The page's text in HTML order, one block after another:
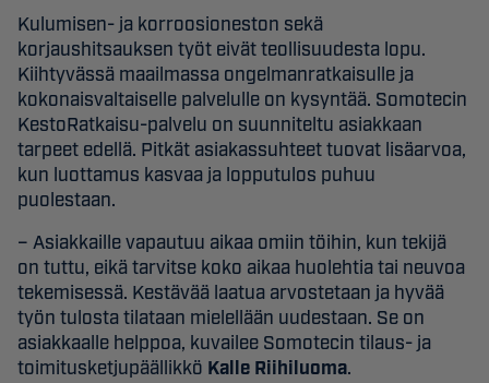
Kulumisen- ja korroosioneston sekä
korjaushitsauksen työt eivät teollisuudesta lopu.
Kiihtyvässä maailmassa ongelmanratkaisulle ja
kokonaisvaltaiselle palvelulle on kysyntää. Somotecin
KestoRatkaisu-palvelu on suunniteltu asiakkaan
tarpeet edellä. Pitkät asiakassuhteet tuovat lisäarvoa,
kun luottamus kasvaa ja lopputulos puhuu
puolestaan.
– Asiakkaille vapautuu aikaa omiin töihin, kun tekijä
on tuttu, eikä tarvitse koko aikaa huolehtia tai neuvoa
tekemisessä. Kestävää laatua arvostetaan ja hyvää
työn tulosta tilataan mielellään uudestaan. Se on
asiakkaalle helppoa, kuvailee Somotecin tilaus- ja
toimitusketjupäällikkö Kalle Riihiluoma.